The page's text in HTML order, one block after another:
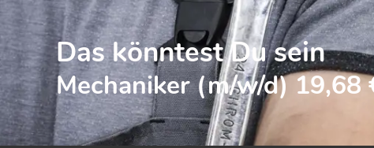
Das könntest Du sein
Mechaniker (m/w/d) 19,68